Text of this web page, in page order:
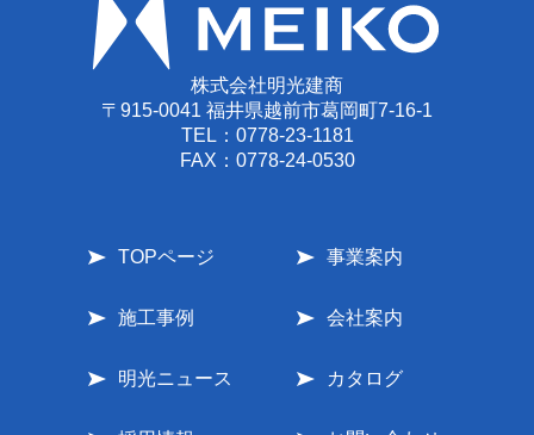
株式会社明光建商
〒915-0041 福井県越前市葛岡町7-16-1
TEL： 0778-23-1181
FAX：0778-24-0530
TOPページ 事業案内
施工事例 会社案内
明光ニュース カタログ